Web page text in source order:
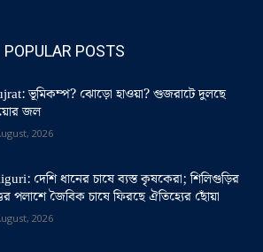
POPULAR POSTS
ভূমিকম্প? ঝোড়ো হাওয়া? গুজরাটে দুলছে
জল
2026
দেশি ধানের চাষে ব্যস্ত কৃষকেরা; শিলিগুড়ির
পলাশে জৈবিক চাষে ফিরছে ঐতিহ্যের ছোঁয়া
2026